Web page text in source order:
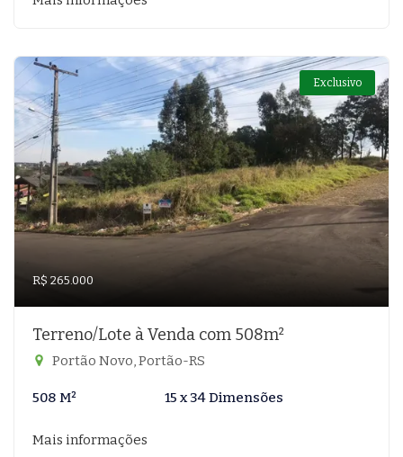
Exclusivo
R$ 265.000
Terreno/Lote à Venda com 508m²
Portão Novo, Portão-RS
508 M² 15 x 34 Dimensões
Mais informações